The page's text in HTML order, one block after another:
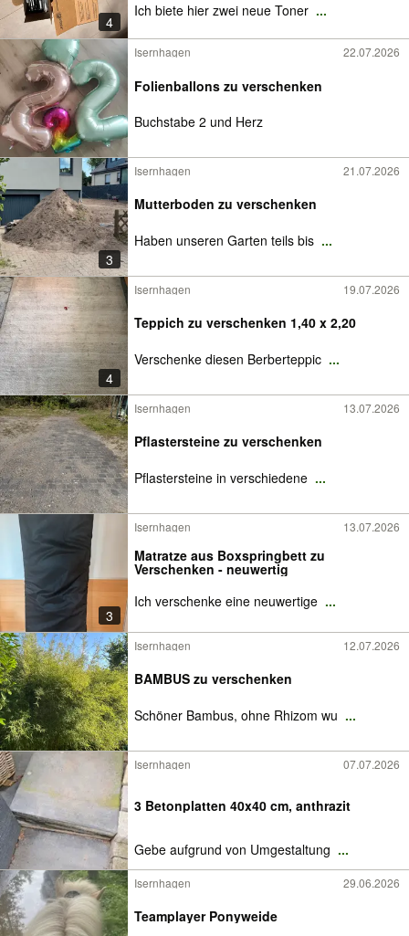
4
Ich biete hier zwei neue Toner ...
Isernhagen 22.07.2026
Folienballons zu verschenken
Buchstabe 2 und Herz
3
Isernhagen 21.07.2026
Mutterboden zu verschenken
Haben unseren Garten teils bis ...
4
Isernhagen 19.07.2026
Teppich zu verschenken 1,40 x 2,20
Verschenke diesen Berberteppic ...
Isernhagen 13.07.2026
Pflastersteine zu verschenken
Pflastersteine in verschiedene ...
3
Isernhagen 13.07.2026
Matratze aus Boxspringbett zu
Verschenken - neuwertig
Ich verschenke eine neuwertige ...
Isernhagen 12.07.2026
BAMBUS zu verschenken
Schöner Bambus, ohne Rhizom wu ...
Isernhagen 07.07.2026
3 Betonplatten 40x40 cm, anthrazit
Gebe aufgrund von Umgestaltung ...
Isernhagen 29.06.2026
Teamplayer Ponyweide